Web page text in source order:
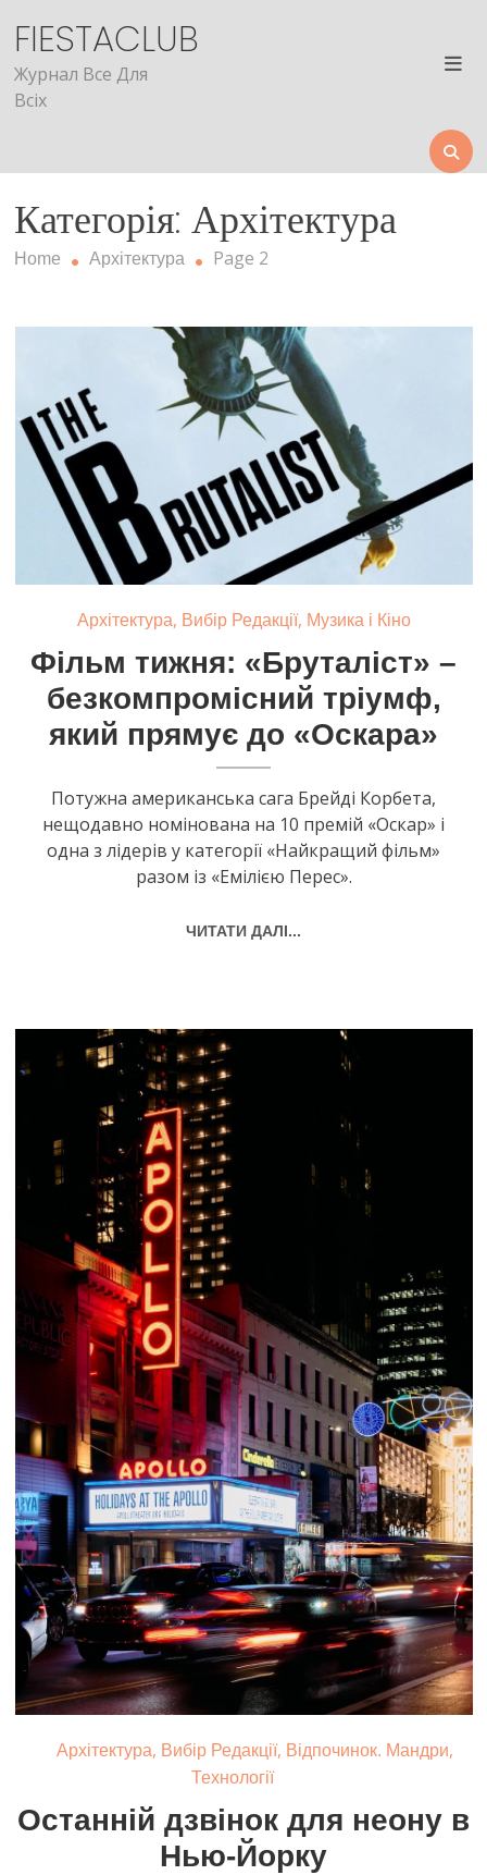
content
FIESTACLUB
Журнал Все Для
Всіх
Категорія: Архітектура
Home Архітектура Page 2
Архітектура, Вибір Редакції, Музика і Кіно
Фільм тижня: «Бруталіст» –
безкомпромісний тріумф,
який прямує до «Оскара»
Потужна американська сага Брейді Корбета,
нещодавно номінована на 10 премій «Оскар» і
одна з лідерів у категорії «Найкращий фільм»
разом із «Емілією Перес».
ЧИТАТИ ДАЛІ...
Архітектура, Вибір Редакції, Відпочинок. Мандри,
Технології
Останній дзвінок для неону в
Нью-Йорку